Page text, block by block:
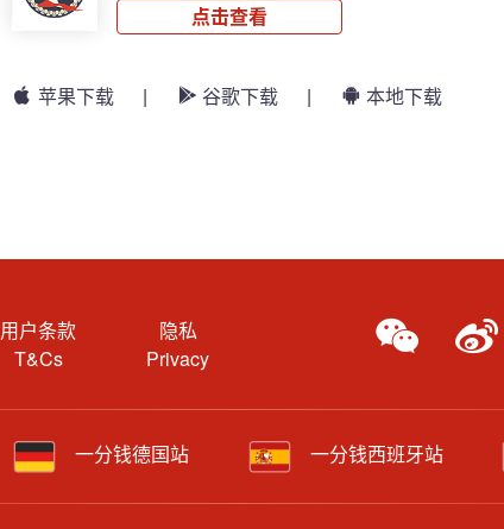
点击查看
苹果下载 | 谷歌下载 | 本地下载
用户条款
T&Cs
隐私
Privacy
一分钱德国站 一分钱西班牙站